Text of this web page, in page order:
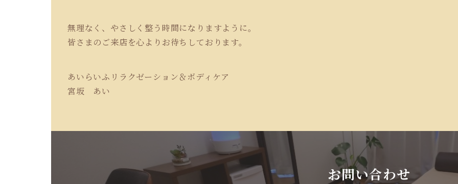
無理なく、やさしく整う時間になりますように。
皆さまのご来店を心よりお待ちしております。
あいらいふリラクゼーション＆ボディケア
宮坂 あい
お問い合わせ